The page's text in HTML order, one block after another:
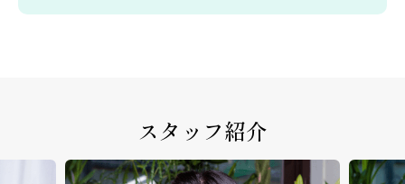
スタッフ紹介